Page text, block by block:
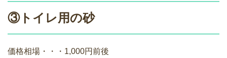
③トイレ用の砂
価格相場・・・1,000円前後